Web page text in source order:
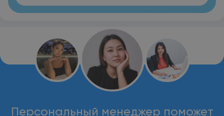
Персональный менеджер поможет